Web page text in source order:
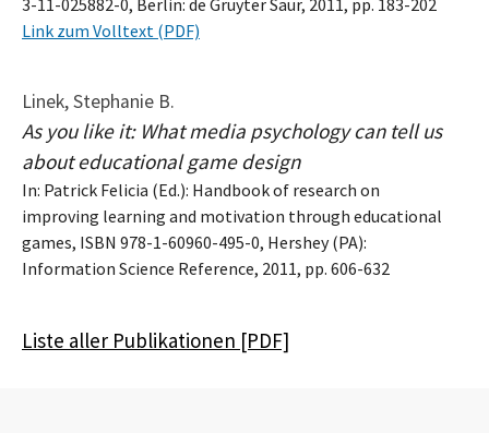
Link zum Volltext (PDF)
Linek, Stephanie B.
As you like it: What media psychology can tell us
about educational game design
In: Patrick Felicia (Ed.): Handbook of research on
improving learning and motivation through educational
games, ISBN 978-1-60960-495-0, Hershey (PA):
Information Science Reference, 2011, pp. 606-632
Liste aller Publikationen [PDF]